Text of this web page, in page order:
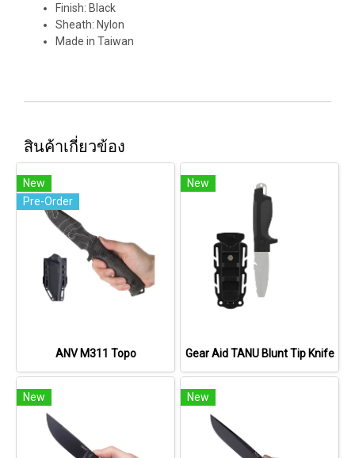
Finish: Black
Sheath: Nylon
Made in Taiwan
สินค้าเกี่ยวข้อง
New
Pre-Order
ANV M311 Topo
New
Gear Aid TANU Blunt Tip Knife
New New